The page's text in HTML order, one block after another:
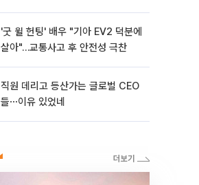
'굿 윌 헌팅' 배우 "기아 EV2 덕분에
살아"…교통사고 후 안전성 극찬
직원 데리고 등산가는 글로벌 CEO
들⋯이유 있었네